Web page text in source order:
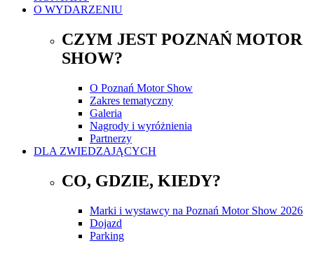
O WYDARZENIU
CZYM JEST POZNAŃ MOTOR
SHOW?
O Poznań Motor Show
Zakres tematyczny
Galeria
Nagrody i wyróżnienia
Partnerzy
DLA ZWIEDZAJĄCYCH
CO, GDZIE, KIEDY?
Marki i wystawcy na Poznań Motor Show 2026
Dojazd
Parking